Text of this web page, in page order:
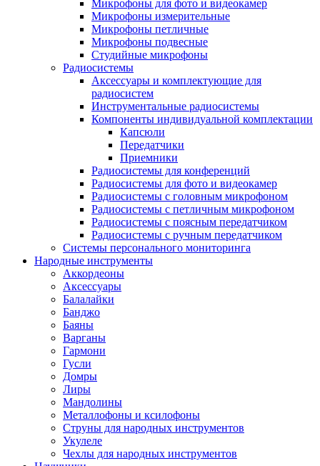
Микрофоны для фото и видеокамер
Микрофоны измерительные
Микрофоны петличные
Микрофоны подвесные
Студийные микрофоны
Радиосистемы
Аксессуары и комплектующие для
радиосистем
Инструментальные радиосистемы
Компоненты индивидуальной комплектации
Капсюли
Передатчики
Приемники
Радиосистемы для конференций
Радиосистемы для фото и видеокамер
Радиосистемы с головным микрофоном
Радиосистемы с петличным микрофоном
Радиосистемы с поясным передатчиком
Радиосистемы с ручным передатчиком
Системы персонального мониторинга
Народные инструменты
Аккордеоны
Аксессуары
Балалайки
Банджо
Баяны
Варганы
Гармони
Гусли
Домры
Лиры
Мандолины
Металлофоны и ксилофоны
Струны для народных инструментов
Укулеле
Чехлы для народных инструментов